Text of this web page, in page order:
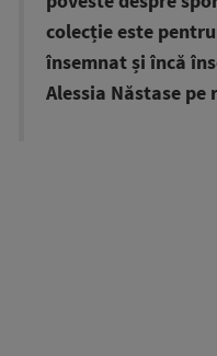
colecție este
însemnat și încă
Alessia Năstase